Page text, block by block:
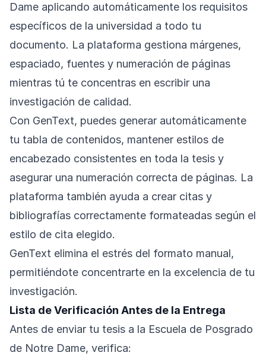
Dame aplicando automáticamente los requisitos
específicos de la universidad a todo tu
documento. La plataforma gestiona márgenes,
espaciado, fuentes y numeración de páginas
mientras tú te concentras en escribir una
investigación de calidad.
Con GenText, puedes generar automáticamente
tu tabla de contenidos, mantener estilos de
encabezado consistentes en toda la tesis y
asegurar una numeración correcta de páginas. La
plataforma también ayuda a crear citas y
bibliografías correctamente formateadas según el
estilo de cita elegido.
GenText elimina el estrés del formato manual,
permitiéndote concentrarte en la excelencia de tu
investigación.
Lista de Verificación Antes de la Entrega
Antes de enviar tu tesis a la Escuela de Posgrado
de Notre Dame, verifica: